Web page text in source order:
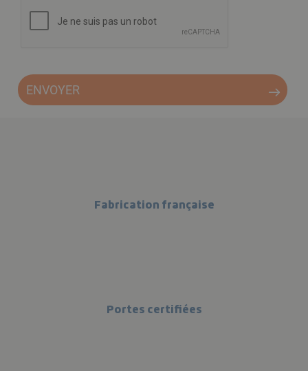
Fabrication française
Portes certifiées